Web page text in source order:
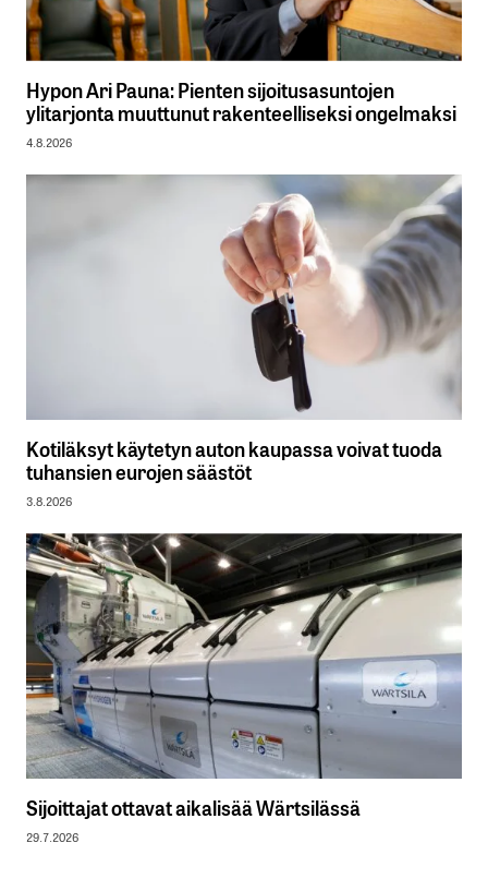
Hypon Ari Pauna: Pienten sijoitusasuntojen
ylitarjonta muuttunut rakenteelliseksi ongelmaksi
4.8.2026
Kotiläksyt käytetyn auton kaupassa voivat tuoda
tuhansien eurojen säästöt
3.8.2026
Sijoittajat ottavat aikalisää Wärtsilässä
29.7.2026